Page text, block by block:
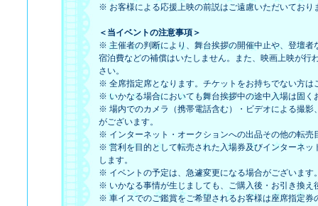
※ お客様による応援上映の前説はご遠慮いただいており
＜当イベントの注意事項＞
※ 主催者の判断により、舞台挨拶の開催中止や、登壇
宿泊費などの補償はいたしません。また、映画上映が
さい。
※ 全席指定席となります。チケットをお持ちでない方は
※ いかなる場合においても舞台挨拶中の途中入場は固く
※ 場内でのカメラ（携帯電話含む）・ビデオによる撮
がございます。
※ インターネット・オークションへの出品その他の転
※ 営利を目的として転売された入場券及びインターネ
します。
※ イベントの予定は、急遽変更になる場合がございます
※ いかなる事情が生じましても、ご購入後・お引き換
※ 車イスでのご鑑賞をご希望されるお客様は座席指定